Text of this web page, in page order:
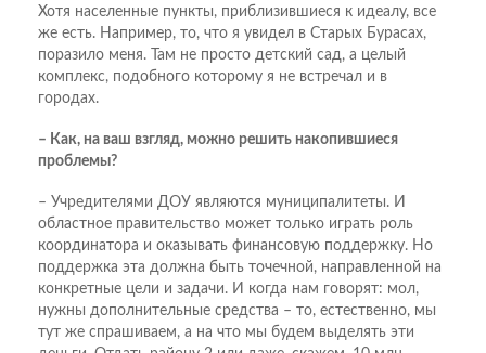
Хотя населенные пункты, приблизившиеся к идеалу, все
же есть. Например, то, что я увидел в Старых Бурасах,
поразило меня. Там не просто детский сад, а целый
комплекс, подобного которому я не встречал и в
городах.
– Как, на ваш взгляд, можно решить накопившиеся
проблемы?
– Учредителями ДОУ являются муниципалитеты. И
областное правительство может только играть роль
координатора и оказывать финансовую поддержку. Но
поддержка эта должна быть точечной, направленной на
конкретные цели и задачи. И когда нам говорят: мол,
нужны дополнительные средства – то, естественно, мы
тут же спрашиваем, а на что мы будем выделять эти